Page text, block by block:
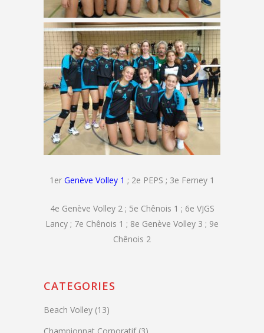
1er Genève Volley 1 ; 2e PEPS ; 3e Ferney 1
4e Genève Volley 2 ; 5e Chênois 1 ; 6e VJGS
Lancy ; 7e Chênois 1 ; 8e Genève Volley 3 ; 9e
Chênois 2
CATEGORIES
Beach Volley (13)